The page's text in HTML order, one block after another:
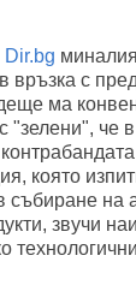
връзка с
ма
"зелени", че
която
събиране на
звучи